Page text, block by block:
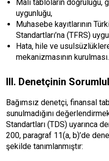
Mali tabloların doğruluğu,
uygunluğu,
Muhasebe kayıtlarının
Standartları’na (TFRS)
Hata, hile ve
mekanizmasının kurulması.
III. Denetçinin
Bağımsız denetçi, finansal
sunulmadığını
Standartları (TDS) uyarınca
200, paragraf 11(a, b)’de
şekilde tanımlanmıştır: